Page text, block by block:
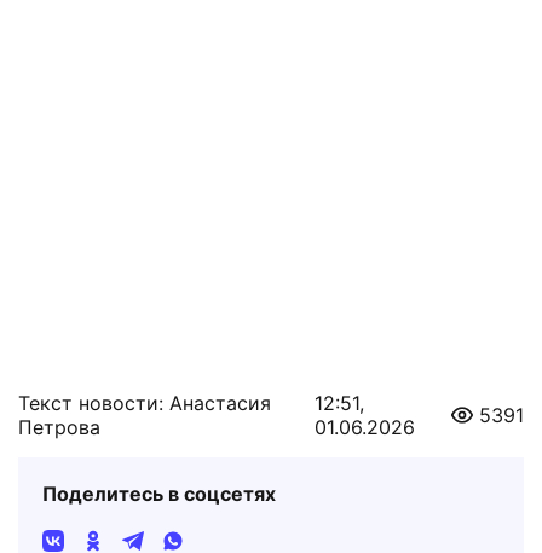
Текст новости: Анастасия
Петрова
12:51,
01.06.2026
5391
Поделитесь в соцсетях